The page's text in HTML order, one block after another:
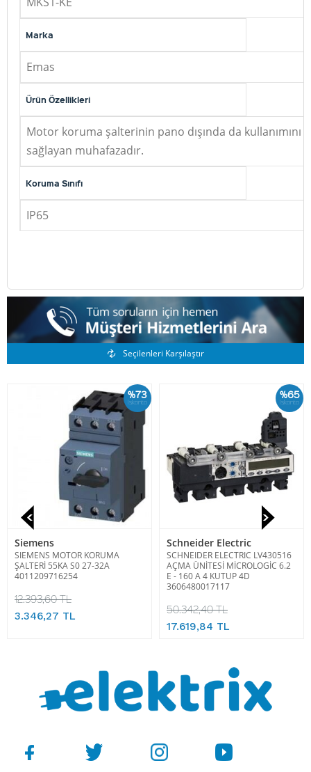
Marka
Emas
Ürün Özellikleri
Motor koruma şalterinin pano dışında da kullanımını
sağlayan muhafazadır.
Koruma Sınıfı
IP65
Benzer Ürünler
Seçilenleri Karşılaştır
%73
İskonto
Siemens
SIEMENS MOTOR KORUMA
ŞALTERİ 55KA S0 27-32A
4011209716254
12.393,60 TL
3.346,27 TL
%65
İskonto
Schneider Electric
SCHNEIDER ELECTRIC LV430516
AÇMA ÜNİTESİ MİCROLOGİC 6.2
E - 160 A 4 KUTUP 4D
3606480017117
50.342,40 TL
17.619,84 TL